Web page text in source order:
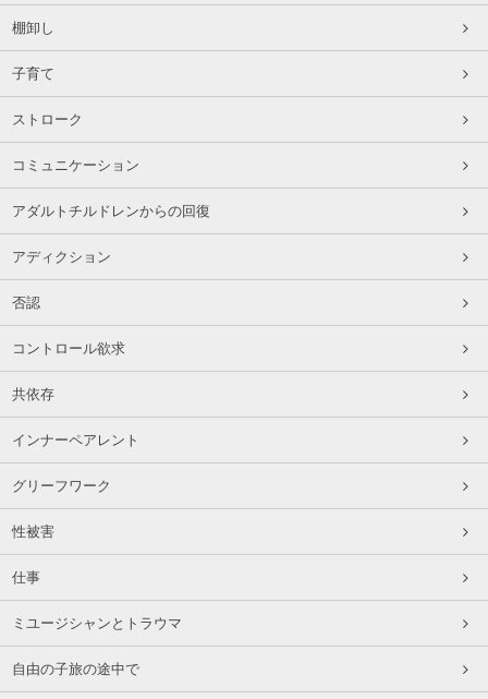
棚卸し
子育て
ストローク
コミュニケーション
アダルトチルドレンからの回復
アディクション
否認
コントロール欲求
共依存
インナーペアレント
グリーフワーク
性被害
仕事
ミユージシャンとトラウマ
自由の子旅の途中で